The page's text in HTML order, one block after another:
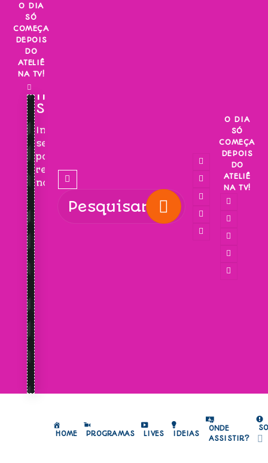
Skip
content
O DIA
SÓ
COMEÇA
DEPOIS
DO
ATELIÊ
NA TV!
INSCREVA-
SE!
Inscreva-
se
para
receber
novidades!
O DIA
SÓ
COMEÇA
DEPOIS
DO
ATELIÊ
NA TV!
HOME PROGRAMAS LIVES IDEIAS
ONDE
ASSISTIR?